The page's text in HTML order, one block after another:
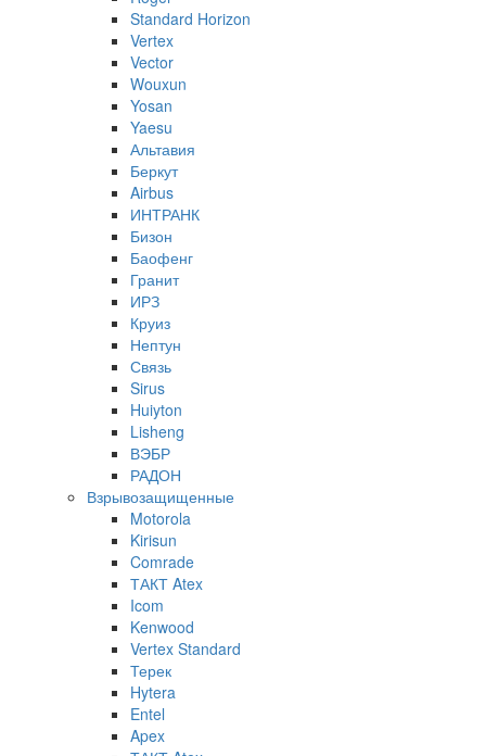
Standard Horizon
Vertex
Vector
Wouxun
Yosan
Yaesu
Альтавия
Беркут
Airbus
ИНТРАНК
Бизон
Баофенг
Гранит
ИРЗ
Круиз
Нептун
Связь
Sirus
Huiyton
Lisheng
ВЭБР
РАДОН
Взрывозащищенные
Motorola
Kirisun
Comrade
ТАКТ Atex
Icom
Kenwood
Vertex Standard
Терек
Hytera
Entel
Apex